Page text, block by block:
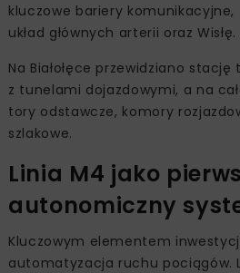
kluczowe bariery komunikacyjne,
układ głównych arterii oraz Wisłę.
Na Białołęce przewidziano
z tunelami dojazdowymi, a na
tory odstawcze, komory
szlakowe.
Linia M4 jako
autonomiczny
Kluczowym elementem
automatyzacja ruchu pociągów.